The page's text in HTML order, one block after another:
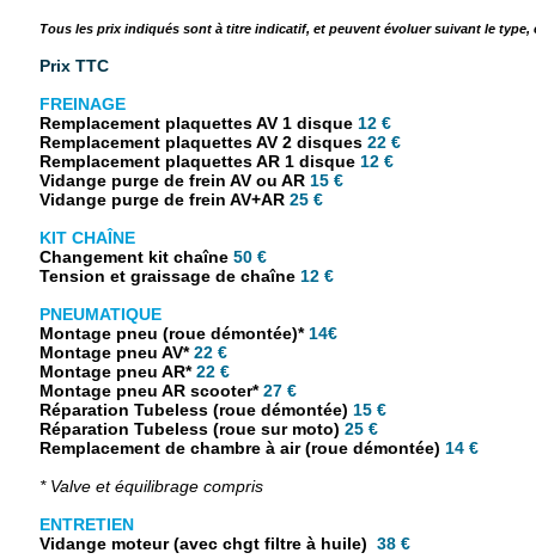
Tous les prix indiqués sont à titre indicatif, et peuvent évoluer suivant le type,
Prix TTC
FREINAGE
Remplacement plaquettes AV 1 disque 12 €
Remplacement plaquettes AV 2 disques 22 €
Remplacement plaquettes AR 1 disque 12 €
Vidange purge de frein AV ou AR 15 €
Vidange purge de frein AV+AR 25 €
KIT CHAÎNE
Changement kit chaîne 50 €
Tension et graissage de chaîne 12 €
PNEUMATIQUE
Montage pneu (roue démontée)* 14€
Montage pneu AV*22 €
Montage pneu AR*22 €
Montage pneu AR scooter*27 €
Réparation Tubeless (roue démontée) 15 €
Réparation Tubeless (roue sur moto) 25 €
Remplacement de chambre à air (roue démontée) 14 €
* Valve et équilibrage compris
ENTRETIEN
Vidange moteur (avec chgt filtre à huile) 38 €